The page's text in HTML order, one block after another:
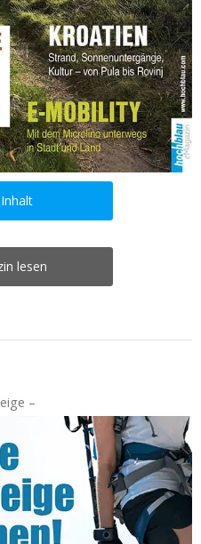
lesen
–